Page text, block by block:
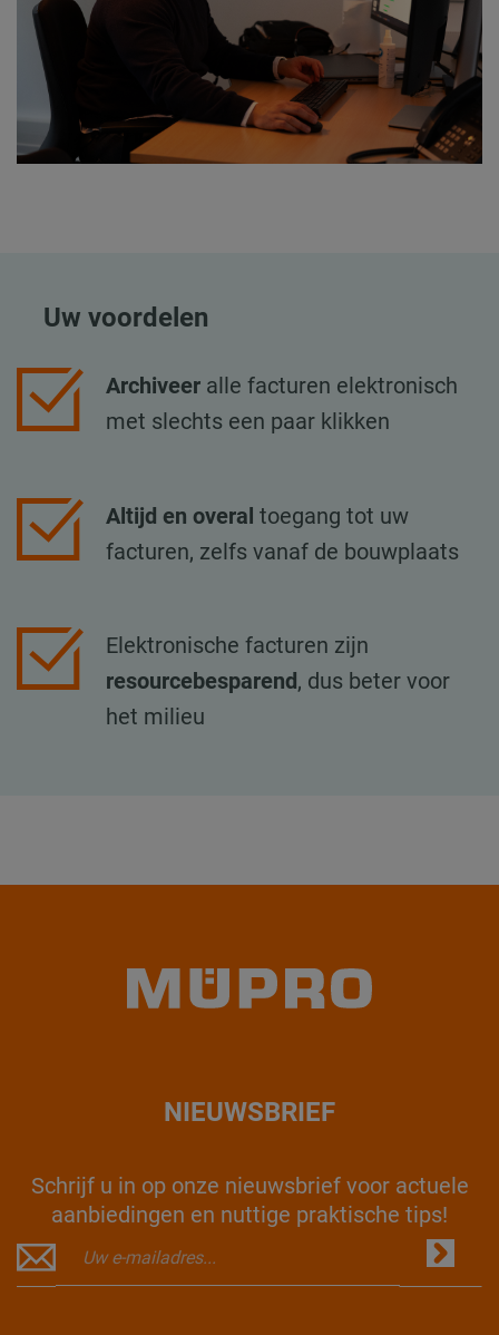
Uw voordelen
Archiveer alle facturen elektronisch
met slechts een paar klikken
Altijd en overal toegang tot uw
facturen, zelfs vanaf de bouwplaats
Elektronische facturen zijn
resourcebesparend, dus beter voor
het milieu
NIEUWSBRIEF
Schrijf u in op onze nieuwsbrief voor actuele
aanbiedingen en nuttige praktische tips!